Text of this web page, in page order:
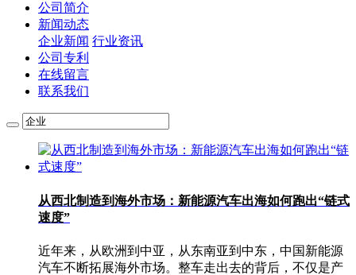
公司简介
新闻动态
企业新闻 行业资讯
公司专利
在线留言
联系我们
从西北制造到海外市场：新能源汽车出海如何跑出“链式
速度”
近年来，从欧洲到中亚，从东南亚到中东，中国新能源
汽车不断拓展海外市场。整车走出去的背后，不仅是产